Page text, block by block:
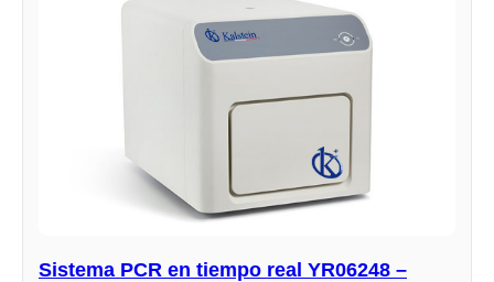
Sistema PCR en tiempo real YR06248 –